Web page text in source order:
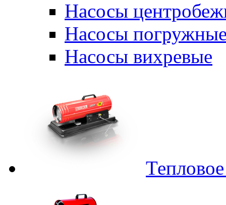
Насосы
Насосы
Насосы вихревые